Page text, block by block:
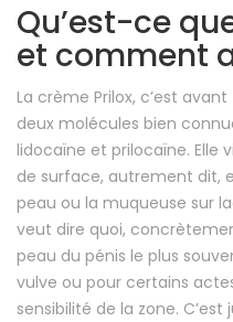
Qu’est-ce
et comment
La crème Prilox, c’est
deux molécules bien
lidocaïne et prilocaïne. Elle
de surface, autrement dit,
peau ou la muqueuse sur
veut dire quoi,
peau du pénis le plus
vulve ou pour certains
sensibilité de la zone.